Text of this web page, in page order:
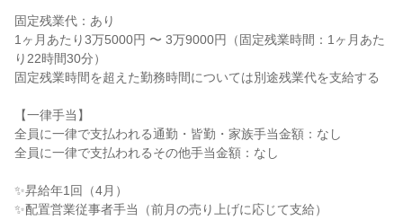
固定残業代：あり
1ヶ月あたり3万5000円 〜 3万9000円（固定残業時間：1ヶ月あた
り22時間30分）
固定残業時間を超えた勤務時間については別途残業代を支給する
【一律手当】
全員に一律で支払われる通勤・皆勤・家族手当金額：なし
全員に一律で支払われるその他手当金額：なし
✨昇給年1回（4月）
✨配置営業従事者手当（前月の売り上げに応じて支給）